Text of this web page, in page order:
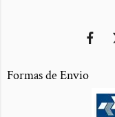
Formas de Envio